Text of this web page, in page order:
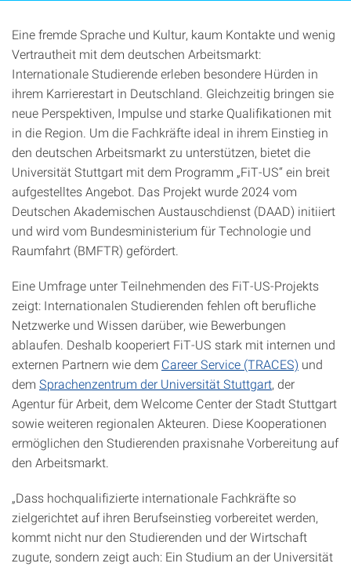
Eine fremde Sprache und Kultur, kaum Kontakte und wenig
Vertrautheit mit dem deutschen Arbeitsmarkt:
Internationale Studierende erleben besondere Hürden in
ihrem Karrierestart in Deutschland. Gleichzeitig bringen sie
neue Perspektiven, Impulse und starke Qualifikationen mit
in die Region. Um die Fachkräfte ideal in ihrem Einstieg in
den deutschen Arbeitsmarkt zu unterstützen, bietet die
Universität Stuttgart mit dem Programm „FiT-US“ ein breit
aufgestelltes Angebot. Das Projekt wurde 2024 vom
Deutschen Akademischen Austauschdienst (DAAD) initiiert
und wird vom Bundesministerium für Technologie und
Raumfahrt (BMFTR) gefördert.
Eine Umfrage unter Teilnehmenden des FiT-US-Projekts
zeigt: Internationalen Studierenden fehlen oft berufliche
Netzwerke und Wissen darüber, wie Bewerbungen
ablaufen. Deshalb kooperiert FiT-US stark mit internen und
externen Partnern wie dem Career Service (TRACES) und
dem Sprachenzentrum der Universität Stuttgart, der
Agentur für Arbeit, dem Welcome Center der Stadt Stuttgart
sowie weiteren regionalen Akteuren. Diese Kooperationen
ermöglichen den Studierenden praxisnahe Vorbereitung auf
den Arbeitsmarkt.
„Dass hochqualifizierte internationale Fachkräfte so
zielgerichtet auf ihren Berufseinstieg vorbereitet werden,
kommt nicht nur den Studierenden und der Wirtschaft
zugute, sondern zeigt auch: Ein Studium an der Universität